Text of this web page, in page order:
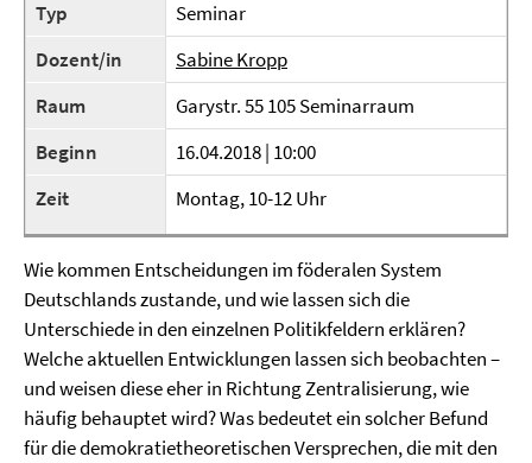
Typ
Seminar
Dozent/in
Sabine Kropp
Raum
Garystr. 55 105 Seminarraum
Beginn
16.04.2018 | 10:00
Zeit
Montag, 10-12 Uhr
Wie kommen Entscheidungen im föderalen System
Deutschlands zustande, und wie lassen sich die
Unterschiede in den einzelnen Politikfeldern erklären?
Welche aktuellen Entwicklungen lassen sich beobachten –
und weisen diese eher in Richtung Zentralisierung, wie
häufig behauptet wird? Was bedeutet ein solcher Befund
für die demokratietheoretischen Versprechen, die mit den